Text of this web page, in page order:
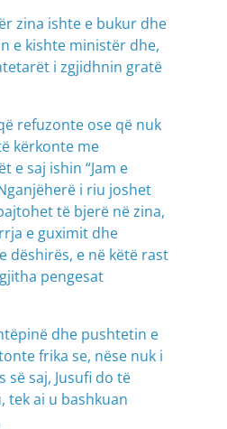
zina ishte e bukur dhe
e kishte ministër dhe,
i zgjidhnin gratë
refuzonte ose që nuk
kërkonte me
e saj ishin “Jam e
i riu joshet
të bjerë në zina,
e guximit dhe
dëshirës, e në këtë rast
pengesat
dhe pushtetin e
frika se, nëse nuk i
së saj, Jusufi do të
tek ai u bashkuan